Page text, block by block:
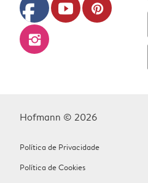
facebook youtube pinterest
instagram
Hofmann © 2026
Política de Privacidade
Política de Cookies